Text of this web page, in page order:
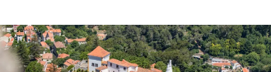
Sonn­
tag
in
Sintra.